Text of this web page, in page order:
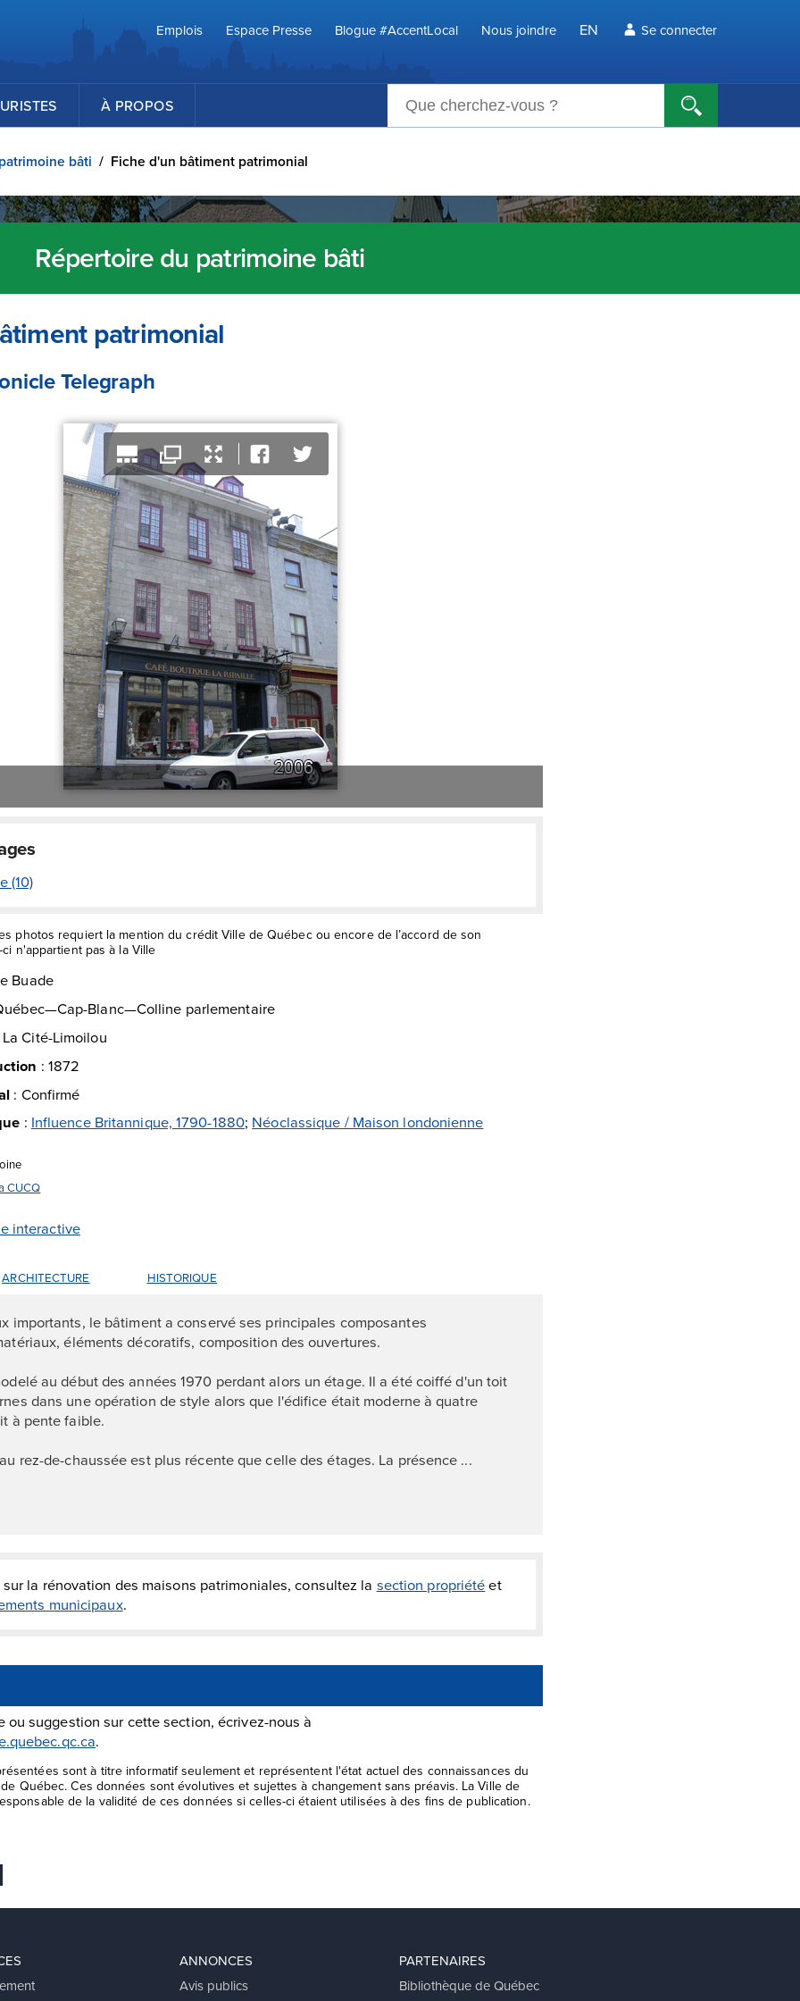
Emplois Espace Presse Blogue #AccentLocal Nous joindre EN Se connecter
À PROPOS
bâti / Fiche d'un bâtiment patrimonial
Répertoire du patrimoine bâti
patrimonial
Telegraph
(10)
photos requiert la mention du crédit Ville de Québec ou encore de l’accord de son
n'appartient pas à la Ville
Buade
Blanc—Colline parlementaire
La Cité-Limoilou
: 1872
: Confirmé
: Influence Britannique, 1790-1880; Néoclassique / Maison londonienne
CUCQ
interactive
ARCHITECTURE HISTORIQUE
importants, le bâtiment a conservé ses principales composantes
éléments décoratifs, composition des ouvertures.
au début des années 1970 perdant alors un étage. Il a été coiffé d'un toit
dans une opération de style alors que l'édifice était moderne à quatre
à pente faible.
rez-de-chaussée est plus récente que celle des étages. La présence ...
la rénovation des maisons patrimoniales, consultez la section propriétéet
municipaux.
ou suggestion sur cette section, écrivez-nous à
.
sont à titre informatif seulement et représentent l'état actuel des connaissances du
Québec. Ces données sont évolutives et sujettes à changement sans préavis. La Ville de
de la validité de ces données si celles-ci étaient utilisées à des fins de publication.
ANNONCES
Avis publics
PARTENAIRES
Bibliothèque de Québec